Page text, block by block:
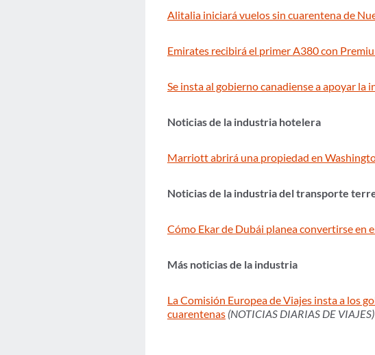
Alitalia iniciará vuelos sin cuarentena de
Emirates recibirá el primer A380 con
Se insta al gobierno canadiense a apoyar la
Noticias de la industria hotelera
Marriott abrirá una propiedad en
Noticias de la industria del transporte
Cómo Ekar de Dubái planea convertirse en
Más noticias de la industria
La Comisión Europea de Viajes insta a los
cuarentenas (NOTICIAS DIARIAS DE VIAJES)